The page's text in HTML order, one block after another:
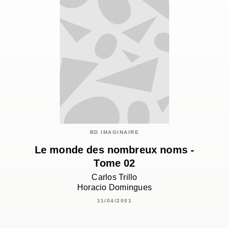
BD IMAGINAIRE
Le monde des nombreux noms -
Tome 02
Carlos Trillo
Horacio Domingues
11/04/2001